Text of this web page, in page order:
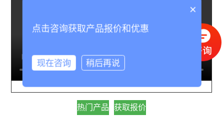
热门产品 获取报价
×
点击咨询获取产品报价和优惠
现在咨询 稍后再说